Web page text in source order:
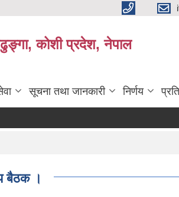
कोशी प्रदेश, नेपाल
सूचना तथा जानकारी निर्णय
बैठक ।